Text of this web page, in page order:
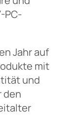
PC-
Jahr auf
mit
und
den